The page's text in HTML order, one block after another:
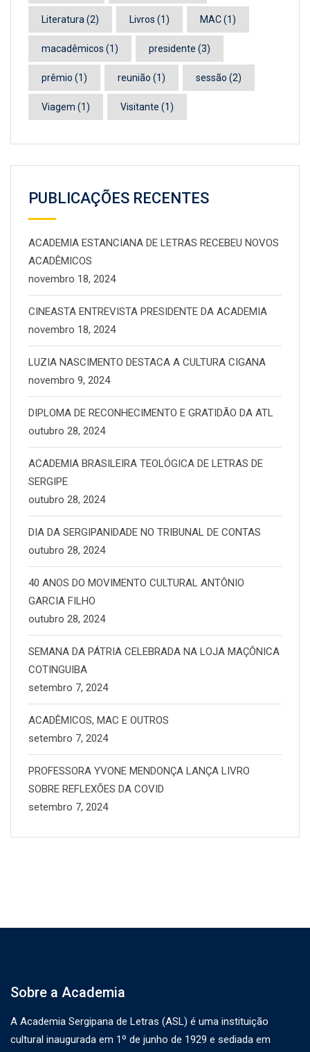
Literatura (2) Livros (1) MAC(1)
macadêmicos (1) presidente (3)
prêmio (1) reunião (1) sessão (2)
Viagem (1) Visitante (1)
PUBLICAÇÕES RECENTES
ACADEMIA ESTANCIANA DE LETRAS RECEBEU NOVOS
ACADÊMICOS
novembro 18, 2024
CINEASTA ENTREVISTA PRESIDENTE DA ACADEMIA
novembro 18, 2024
LUZIA NASCIMENTO DESTACA A CULTURA CIGANA
novembro 9, 2024
DIPLOMA DE RECONHECIMENTO E GRATIDÃO DA ATL
outubro 28, 2024
ACADEMIA BRASILEIRA TEOLÓGICA DE LETRAS DE
SERGIPE
outubro 28, 2024
DIA DA SERGIPANIDADE NO TRIBUNAL DE CONTAS
outubro 28, 2024
40 ANOS DO MOVIMENTO CULTURAL ANTÔNIO
GARCIA FILHO
outubro 28, 2024
SEMANA DA PÁTRIA CELEBRADA NA LOJA MAÇÔNICA
COTINGUIBA
setembro 7, 2024
ACADÊMICOS, MAC E OUTROS
setembro 7, 2024
PROFESSORA YVONE MENDONÇA LANÇA LIVRO
SOBRE REFLEXÕES DA COVID
setembro 7, 2024
Sobre a Academia
A Academia Sergipana de Letras (ASL) é uma instituição
cultural inaugurada em 1º de junho de 1929 e sediada em